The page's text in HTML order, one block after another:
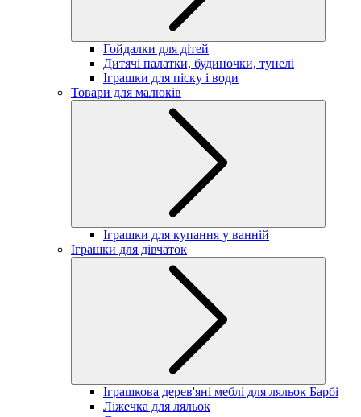
Гойдалки для дітей
Дитячі палатки, будиночки, тунелі
Іграшки для піску і води
Товари для малюків
Іграшки для купання у ванній
Іграшки для дівчаток
Іграшкова дерев'яні меблі для ляльок Барбі
Ліжечка для ляльок